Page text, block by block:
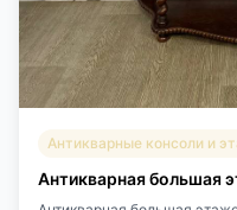
Антикварные консоли и
Антикварная большая